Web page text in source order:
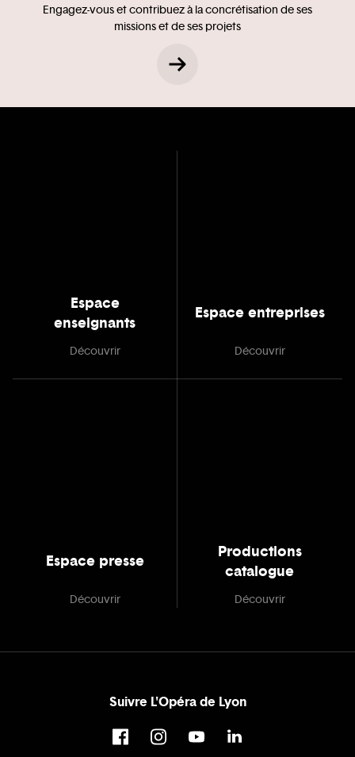
Engagez-vous et contribuez à la concrétisation de ses
missions et de ses projets
Espace
enseignants
Découvrir
Espace entreprises
Découvrir
Espace presse
Découvrir
Productions
catalogue
Découvrir
Suivre L'Opéra de Lyon